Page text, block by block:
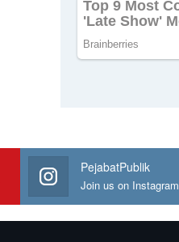
PejabatPublik
Join us on Instagram